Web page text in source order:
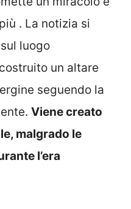
. La notizia si
luogo
un altare
seguendo la
Viene creato
malgrado le
l’era